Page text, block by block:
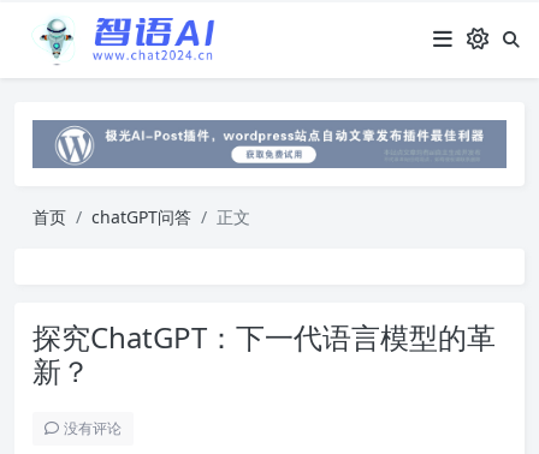
首页 chatGPT问答 正文
探究ChatGPT：下一代语言模型的革
新？
没有评论